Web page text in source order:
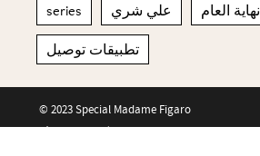
series علي شري نهاية العام
تطبيقات توصيل
© 2023 Special Madame Figaro
About us Contact us